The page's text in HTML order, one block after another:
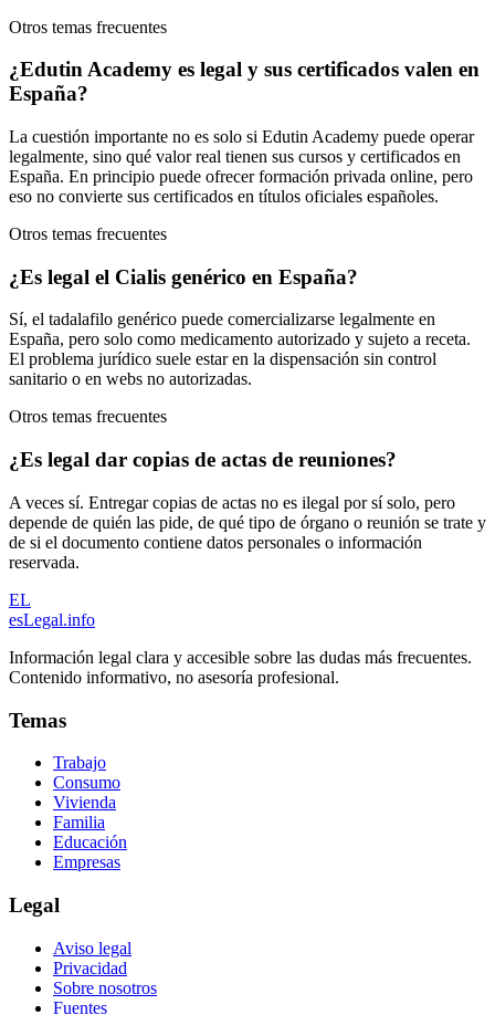
Otros temas frecuentes
¿Edutin Academy es legal y sus certificados valen en
España?
La cuestión importante no es solo si Edutin Academy puede operar
legalmente, sino qué valor real tienen sus cursos y certificados en
España. En principio puede ofrecer formación privada online, pero
eso no convierte sus certificados en títulos oficiales españoles.
Otros temas frecuentes
¿Es legal el Cialis genérico en España?
Sí, el tadalafilo genérico puede comercializarse legalmente en
España, pero solo como medicamento autorizado y sujeto a receta.
El problema jurídico suele estar en la dispensación sin control
sanitario o en webs no autorizadas.
Otros temas frecuentes
¿Es legal dar copias de actas de reuniones?
A veces sí. Entregar copias de actas no es ilegal por sí solo, pero
depende de quién las pide, de qué tipo de órgano o reunión se trate y
de si el documento contiene datos personales o información
reservada.
EL
esLegal.info
Información legal clara y accesible sobre las dudas más frecuentes.
Contenido informativo, no asesoría profesional.
Temas
Trabajo
Consumo
Vivienda
Familia
Educación
Empresas
Legal
Aviso legal
Privacidad
Sobre nosotros
Fuentes